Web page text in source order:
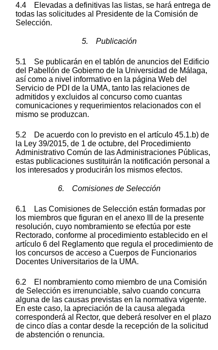
4.4 Elevadas a definitivas las listas, se hará entrega de
todas las solicitudes al Presidente de la Comisión de
Selección.
5. Publicación
5.1 Se publicarán en el tablón de anuncios del Edificio
del Pabellón de Gobierno de la Universidad de Málaga,
así como a nivel informativo en la página Web del
Servicio de PDI de la UMA, tanto las relaciones de
admitidos y excluidos al concurso como cuantas
comunicaciones y requerimientos relacionados con el
mismo se produzcan.
5.2 De acuerdo con lo previsto en el artículo 45.1.b) de
la Ley 39/2015, de 1 de octubre, del Procedimiento
Administrativo Común de las Administraciones Públicas,
estas publicaciones sustituirán la notificación personal a
los interesados y producirán los mismos efectos.
6. Comisiones de Selección
6.1 Las Comisiones de Selección están formadas por
los miembros que figuran en el anexo III de la presente
resolución, cuyo nombramiento se efectúa por este
Rectorado, conforme al procedimiento establecido en el
artículo 6 del Reglamento que regula el procedimiento de
los concursos de acceso a Cuerpos de Funcionarios
Docentes Universitarios de la UMA.
6.2 El nombramiento como miembro de una Comisión
de Selección es irrenunciable, salvo cuando concurra
alguna de las causas previstas en la normativa vigente.
En este caso, la apreciación de la causa alegada
corresponderá al Rector, que deberá resolver en el plazo
de cinco días a contar desde la recepción de la solicitud
de abstención o renuncia.